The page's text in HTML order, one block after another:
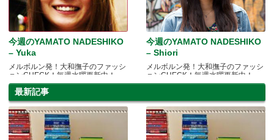
今週のYAMATO NADESHIKO
– Yuka
メルボルン発！大和撫子のファッシ
ョンCHECK！毎週水曜更新中！
今週のYAMATO NADESHIKO
– Shiori
メルボルン発！大和撫子のファッシ
ョンCHECK！毎週水曜更新中！
最新記事